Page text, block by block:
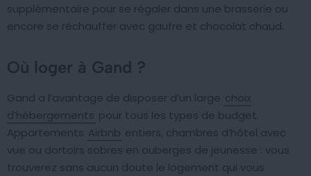
supplémentaire pour se régaler dans une brasserie ou
encore se réchauffer avec gaufre et chocolat chaud.
Où loger à Gand ?
Gand a l’avantage de disposer d’un large choix
d’hébergements pour tous les types de budget.
Appartements Airbnb entiers, chambres d’hôtel avec
vue ou dortoirs sobres en auberges de jeunesse : vous
trouverez sans aucun doute le logement qui vous